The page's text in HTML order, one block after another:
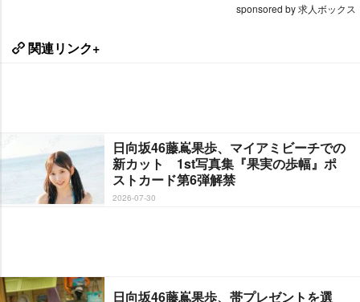
sponsored by 求人ボックス
関連リンク+
日向坂46藤嶌果歩、マイアミビーチでの
新カット 1st写真集『果実の歩幅』ポ
ストカード第6弾解禁
2026-07-30
日向坂46藤嶌果歩、帯プレゼントを選